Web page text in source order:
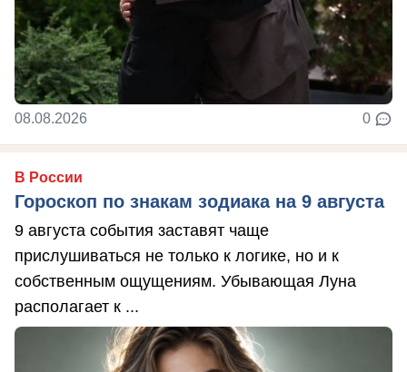
08.08.2026 0
В России
Гороскоп по знакам зодиака на 9 августа
9 августа события заставят чаще
прислушиваться не только к логике, но и к
собственным ощущениям. Убывающая Луна
располагает к ...